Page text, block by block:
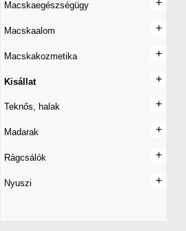
Macskaegészségügy +
+
Macskaalom +
+
Macskakozmetika +
+
Kisállat +
+
Teknős, halak +
+
Madarak +
+
Rágcsálók +
+
Nyuszi +
+